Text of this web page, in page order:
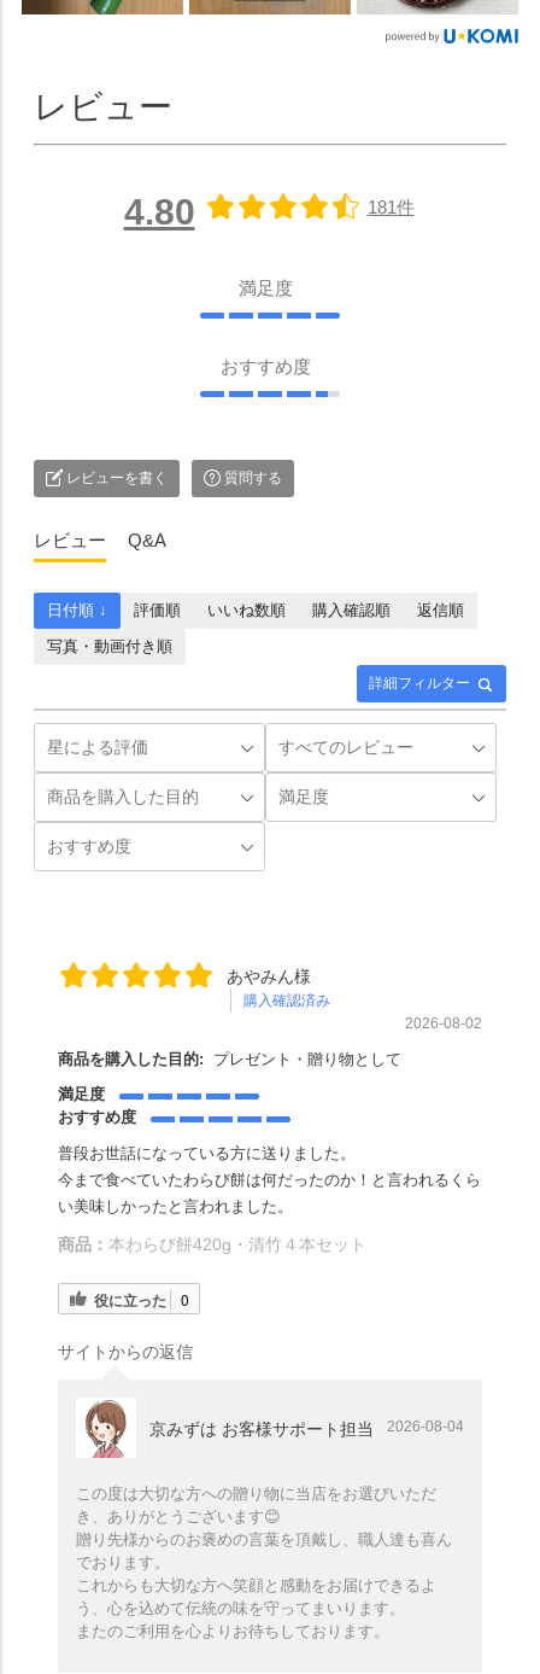
レビュー
4.80 181件
満足度
おすすめ度
レビューを書く 質問する
レビュー Q&A
詳細フィルター
日付順 ↓ 評価順 いいね数順 購入確認順
返信順
写真・動画付き順
あやみん様
購入確認済み
2026-08-02
商品を購入した目的:
プレゼント・贈り物として
満足度
おすすめ度
普段お世話になっている方に送りました。
今まで食べていたわらび餅は何だったのか！と言われるくら
い美味しかったと言われました。
商品： 本わらび餅420g・清竹４本セット
役に立った 0
サイトからの返信
京みずは お客様サポート担当 2026-08-04
この度は大切な方への贈り物に当店をお選びいただ
き、ありがとうございます😊
贈り先様からのお褒めの言葉を頂戴し、職人達も喜ん
でおります。
これからも大切な方へ笑顔と感動をお届けできるよ
う、心を込めて伝統の味を守ってまいります。
またのご利用を心よりお待ちしております。